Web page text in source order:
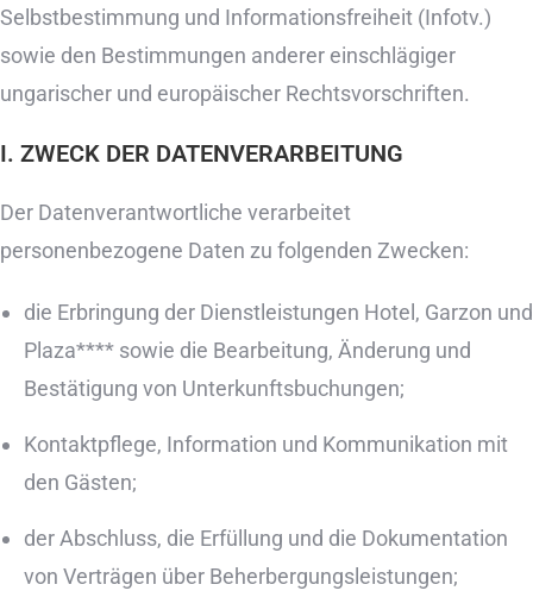
Selbstbestimmung und Informationsfreiheit (Infotv.)
sowie den Bestimmungen anderer einschlägiger
ungarischer und europäischer Rechtsvorschriften.
I. ZWECK DER DATENVERARBEITUNG
Der Datenverantwortliche verarbeitet
personenbezogene Daten zu folgenden Zwecken:
die Erbringung der Dienstleistungen Hotel, Garzon und
Plaza**** sowie die Bearbeitung, Änderung und
Bestätigung von Unterkunftsbuchungen;
Kontaktpflege, Information und Kommunikation mit
den Gästen;
der Abschluss, die Erfüllung und die Dokumentation
von Verträgen über Beherbergungsleistungen;